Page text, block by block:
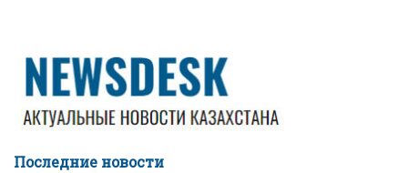
Последние новости